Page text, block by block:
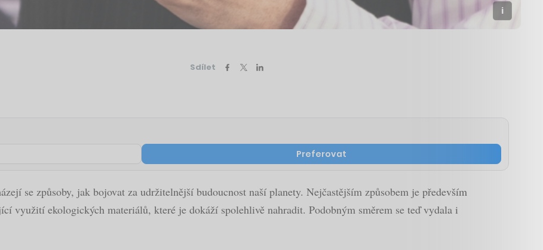
Sdílet
Preferovat
se způsoby, jak bojovat za udržitelnější budoucnost naší planety. Nejčastějším způsobem je především
využití ekologických materiálů, které je dokáží spolehlivě nahradit. Podobným směrem se teď vydala i